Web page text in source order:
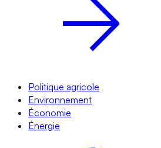
Politique agricole
Environnement
Économie
Énergie